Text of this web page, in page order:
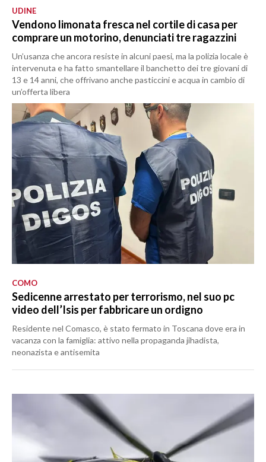
UDINE
Vendono limonata fresca nel cortile di casa per
comprare un motorino, denunciati tre ragazzini
Un’usanza che ancora resiste in alcuni paesi, ma la polizia locale è
intervenuta e ha fatto smantellare il banchetto dei tre giovani di
13 e 14 anni, che offrivano anche pasticcini e acqua in cambio di
un’offerta libera
COMO
Sedicenne arrestato per terrorismo, nel suo pc
video dell’Isis per fabbricare un ordigno
Residente nel Comasco, è stato fermato in Toscana dove era in
vacanza con la famiglia: attivo nella propaganda jihadista,
neonazista e antisemita